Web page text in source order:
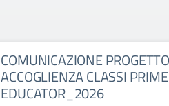
COMUNICAZIONE PROGETTO
ACCOGLIENZA CLASSI
EDUCATOR_2026